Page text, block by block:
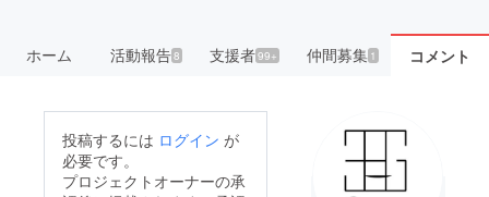
ホーム 活動報告8 支援者99+ 仲間募集 1 コメント
投稿するには ログイン が
必要です。
プロジェクトオーナーの承